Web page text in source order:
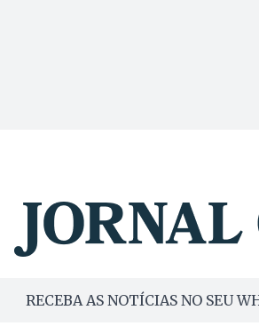
RECEBA AS NOTÍCIAS NO SEU